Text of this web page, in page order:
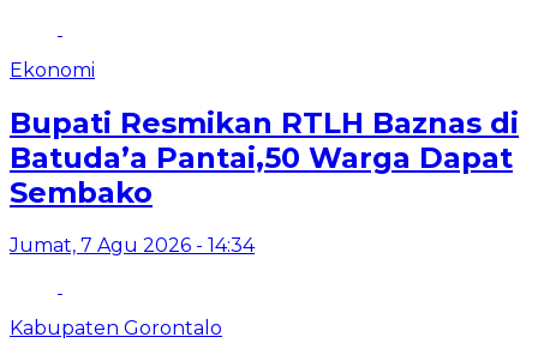
Ekonomi
Bupati Resmikan RTLH Baznas di
Batuda’a Pantai,50 Warga Dapat
Sembako
Jumat, 7 Agu 2026 - 14:34
Kabupaten Gorontalo